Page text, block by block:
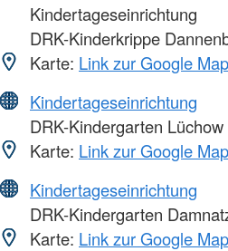
Kindertageseinrichtung
DRK-Kinderkrippe
Karte: Link zur Google
Kindertageseinrichtung
DRK-Kindergarten Lüchow
Karte: Link zur Google
Kindertageseinrichtung
DRK-Kindergarten
Karte: Link zur Google